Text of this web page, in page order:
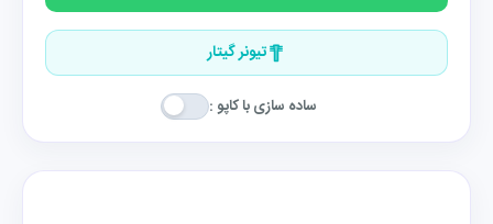
تیونر گیتار
ساده سازی با کاپو :